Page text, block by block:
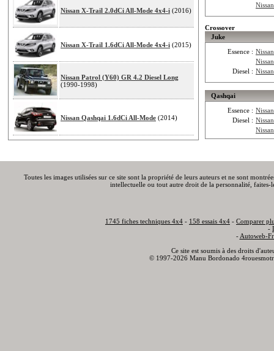
Nissan X-Trail 2.0dCi All-Mode 4x4-i (2016)
Nissan X-Trail 1.6dCi All-Mode 4x4-i (2015)
Nissan Patrol (Y60) GR 4.2 Diesel Long
(1990-1998)
Nissan Qashqai 1.6dCi All-Mode (2014)
Crossover
Juke
Essence :
Diesel :
Qashqai
Essence :
Diesel :
Toutes les images utilisées sur ce site sont la propriété de leurs auteurs et ne sont
intellectuelle ou tout autre droit de la personnalité,
1745 fiches techniques 4x4 - 158 essais 4x4 - Comparer
-
- Autoweb-
Ce site est soumis à des droits
© 1997-2026 Manu Bordonado